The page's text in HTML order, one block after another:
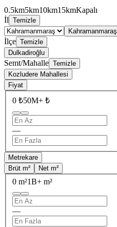
0.5km5km10km15kmKapalı
İl Temizle
Kahramanmaraş
İlçe Temizle
Dulkadiroğlu
Semt/Mahalle Temizle
Kozludere Mahallesi
Fiyat
0 ₺50M+ ₺
—
Metrekare
Brüt m²
Net m²
0 m²1B+ m²
—